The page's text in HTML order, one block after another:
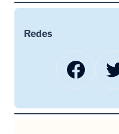
Redes
Facebook Twitter